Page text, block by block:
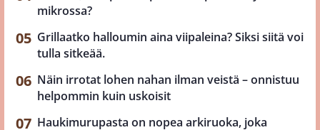
mikrossa?
Grillaatko halloumin aina viipaleina? Siksi siitä voi
tulla sitkeää.
Näin irrotat lohen nahan ilman veistä – onnistuu
helpommin kuin uskoisit
Haukimurupasta on nopea arkiruoka, joka